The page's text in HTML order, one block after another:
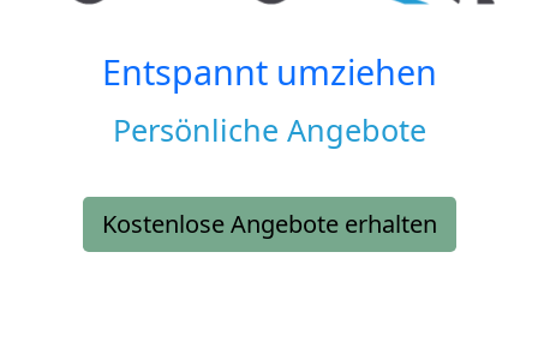
Entspannt umziehen
Persönliche Angebote
Kostenlose Angebote erhalten